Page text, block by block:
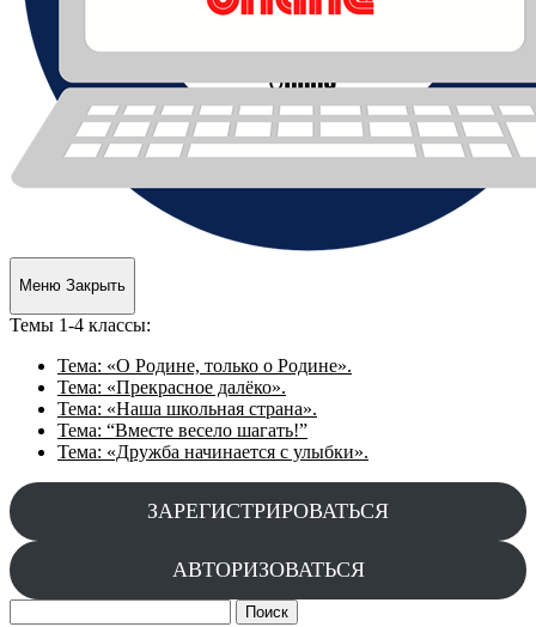
Творческие
задания
для
учащихся
Меню Закрыть
Темы 1-4 классы:
Тема: «О Родине, только о Родине».
Тема: «Прекрасное далёко».
Тема: «Наша школьная страна».
Тема: “Вместе весело шагать!”
Тема: «Дружба начинается с улыбки».
ЗАРЕГИСТРИРОВАТЬСЯ
АВТОРИЗОВАТЬСЯ